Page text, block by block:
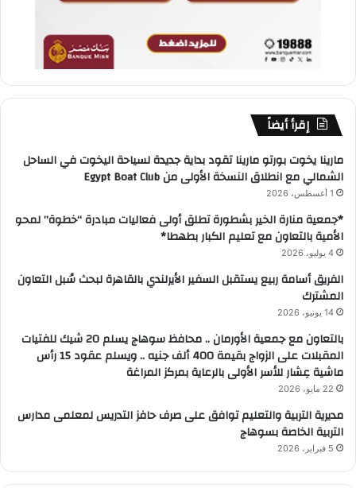
إقرأ أيضاً
مارينا يخوت بورتو مارينا تقود بداية جديدة لسياحة اليخوت في الساحل
الشمالي مع انطلاق النسخة الأولى من Egypt Boat Club
1 أغسطس، 2026
*جمعية منارة الخير بشطورة تطلق أولى فعاليات مبادرة “خطوة” لمحو
الأمية بالتعاون مع تعليم الكبار بطهطا*
4 يوليو، 2026
الفريق أسامة ربيع يستقبل السفير الأيرلندي بالقاهرة لبحث سُبل التعاون
المشترك
14 يونيو، 2026
بالتعاون مع جمعية الأورمان .. محافظ سوهاج يسلم 20 شيك للفتيات
المقبلات على الزواج بقيمة 400 ألف جنيه .. ويسلم عقود 15 رأس
ماشية عِشار للأسر الأولى بالرعاية بمركز المراغة
22 مايو، 2026
مديرية التربية والتعليم توافق على صرف حافز التدريس لمعلمى مدارس
التربية الخاصة بسوهاج
5 فبراير، 2026